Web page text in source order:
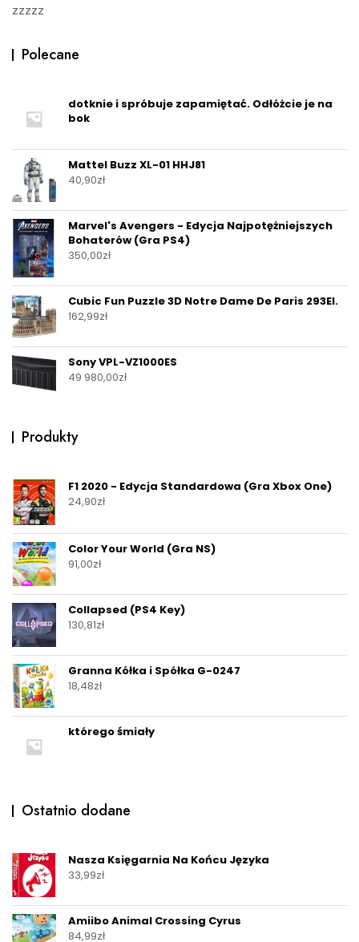
zzzzz
Polecane
dotknie i spróbuje zapamiętać. Odłóżcie je na
bok
Mattel Buzz XL-01 HHJ81
40,90zł
Marvel's Avengers - Edycja Najpotężniejszych
Bohaterów (Gra PS4)
350,00zł
Cubic Fun Puzzle 3D Notre Dame De Paris 293El.
162,99zł
Sony VPL-VZ1000ES
49 980,00zł
Produkty
F1 2020 - Edycja Standardowa (Gra Xbox One)
24,90zł
Color Your World (Gra NS)
91,00zł
Collapsed (PS4 Key)
130,81zł
Granna Kółka i Spółka G-0247
18,48zł
którego śmiały
Ostatnio dodane
Nasza Księgarnia Na Końcu Języka
33,99zł
Amiibo Animal Crossing Cyrus
84,99zł